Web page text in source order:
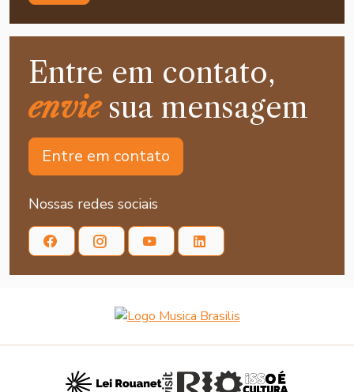
Entre em contato,
enviesua mensagem
Entre em contato
Nossas redes sociais